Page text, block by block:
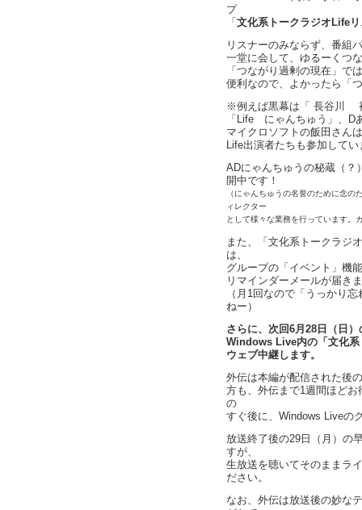
プ
「 文化系トークラジオLife
リスナーのみならず、番組
一堂に会して、ゆるーくつ
「つながり過剰の現在」で
便利なので、よかったら「
※例えば黒幕は「 長谷川
「Life にゃんちゅう」、
マイクロソフトの飯田さん
Life出演者たちも参加してい
ADにゃんちゅうの秘蔵（？
開中です！
（にゃんちゅうの名誉のために念
ィレクター
として様々な業務を行っています。
また、「文化系トークラジ
は、
グループの「イベント」機
リマインダーメールが届き
（月1回なので「うっかり
ねー）
さらに、次回6月28日（日
Windows Live内の「文化系
ウェブ中継します。
外伝は本編が配信された後
方も、外伝まで1週間ほど
の
すぐ後に、Windows Liveの
放送終了後の29日（月）の
すが、
生放送を聴いてそのままラ
ださい。
なお、外伝は放送後の妙な